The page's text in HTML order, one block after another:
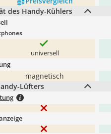
des Handy-Kühlers
universell
magnetisch
Lüfters